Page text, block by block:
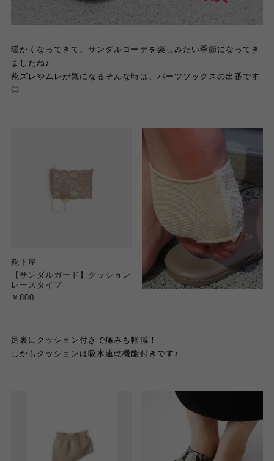
暖かくなってきて、サンダルコーデを楽しみたい季節になってき
ましたね♪
靴ズレやムレが気になるそんな時は、パーツソックスの出番です
◎
靴下屋
【サンダルガード】クッション
レースタイプ
￥800
足裏にクッション付きで痛みも軽減！
しかもクッションは吸水速乾機能付きです ♪